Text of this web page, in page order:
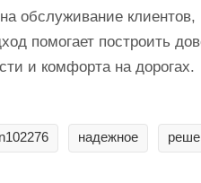
обслуживание
помогает построить
и комфорта на дорогах.
надежное